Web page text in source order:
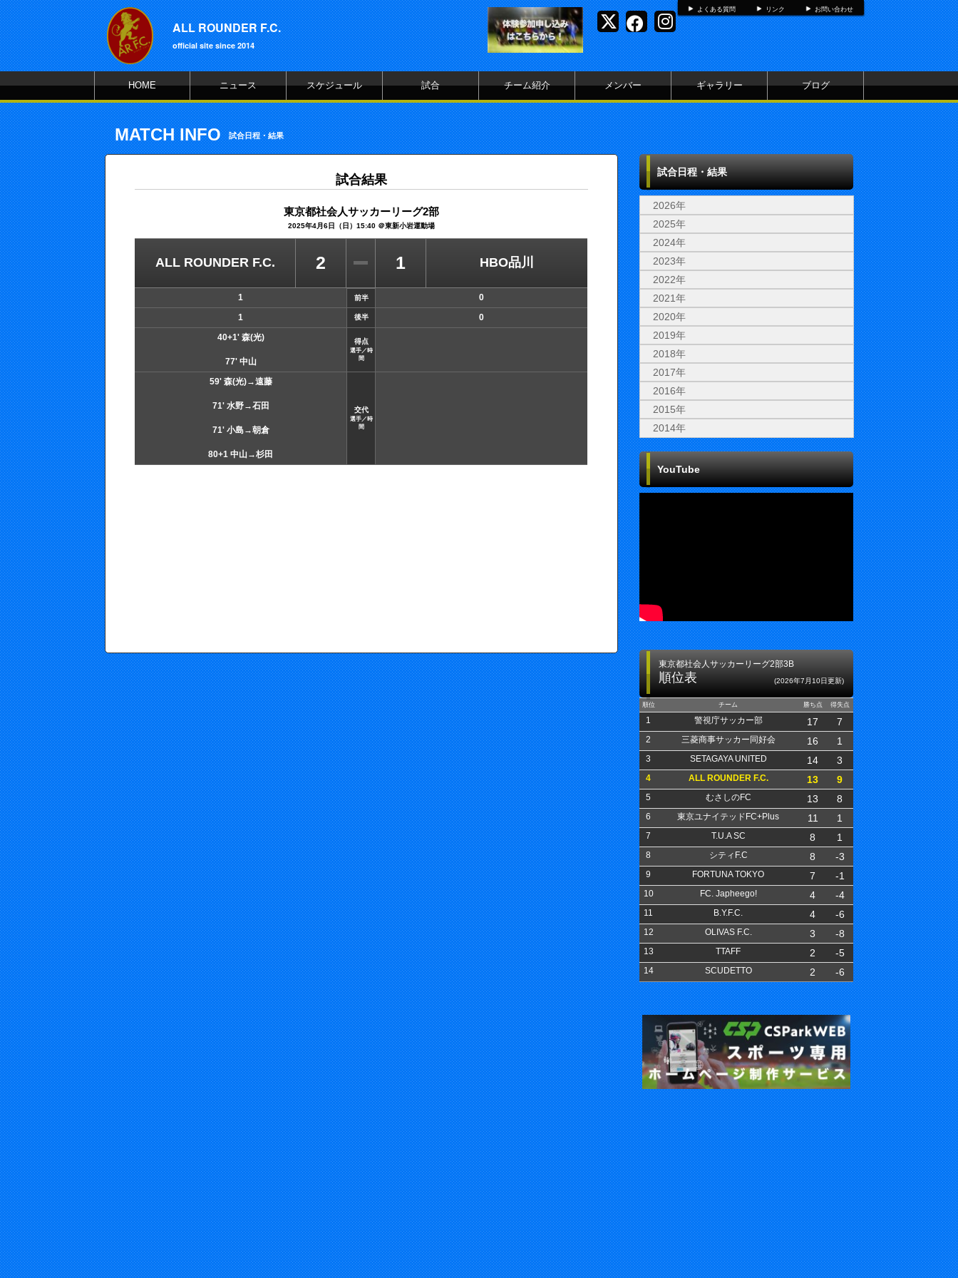
よくある質問 リンク お問い合わせ
ALL ROUNDER F.C.
official site since 2014
HOME ニュース スケジュール 試合 チーム紹介 メンバー ギャラリー ブログ
MATCH INFO 試合日程・結果
試合結果
東京都社会人サッカーリーグ2部
2025年4月6日（日）15:40 ＠東新小岩運動場
ALL ROUNDER F.C. 2 1 HBO品川
1 前半
0
1
後半
0
40+1' 森(光)
77' 中山
得点
選手／時
間
59' 森(光)→遠藤
71' 水野→石田
71' 小島→朝倉
80+1 中山→杉田
交代
選手／時
間
試合日程・結果
2026年
2025年
2024年
2023年
2022年
2021年
2020年
2019年
2018年
2017年
2016年
2015年
2014年
YouTube
東京都社会人サッカーリーグ2部3B
順位表 (2026年7月10日更新)
順位 チーム 勝ち点 得失点
1 警視庁サッカー部 17 7
2 三菱商事サッカー同好会 16 1
3 SETAGAYA UNITED 14 3
4 ALL ROUNDER F.C. 13 9
5 むさしのFC 13 8
6 東京ユナイテッドFC+Plus 11 1
7 T.U.A SC 8 1
8 シティF.C 8 -3
9 FORTUNA TOKYO 7 -1
10 FC. Japheego! 4 -4
11 B.Y.F.C. 4 -6
12 OLIVAS F.C. 3 -8
13 TTAFF 2 -5
14 SCUDETTO 2 -6